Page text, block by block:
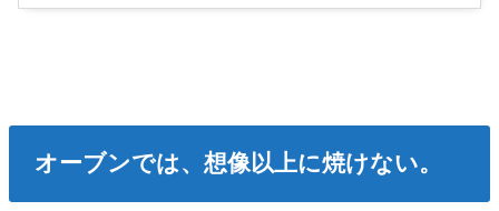
オーブンでは、想像以上に焼けない。